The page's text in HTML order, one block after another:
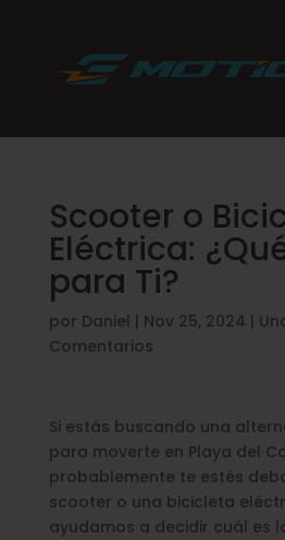
Scooter o
Eléctrica:
para Ti?
por Daniel | Nov 25, 2024 |
Comentarios
Si estás buscando una
para moverte en Playa del
probablemente te estés
scooter o una bicicleta
ayudamos a decidir cuál es